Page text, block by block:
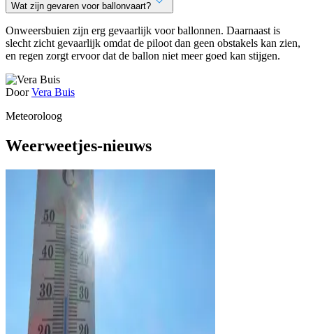
Wat zijn gevaren voor ballonvaart?
Onweersbuien zijn erg gevaarlijk voor ballonnen. Daarnaast is
slecht zicht gevaarlijk omdat de piloot dan geen obstakels kan zien,
en regen zorgt ervoor dat de ballon niet meer goed kan stijgen.
DoorVera Buis
Meteoroloog
Weerweetjes-nieuws